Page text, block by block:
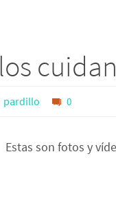
pardillo 0
Estas son fotos y